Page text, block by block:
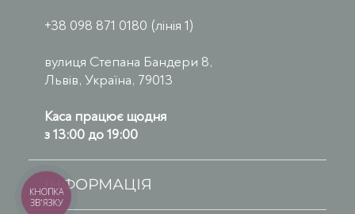
+38 098 871 0180 (лінія 1)
вулиця Степана Бандери 8,
Львів, Україна, 79013
Каса працює щодня
з 13:00 до 19:00
ІНФОРМАЦІЯ
КНОПКА
ЗВ'ЯЗКУ